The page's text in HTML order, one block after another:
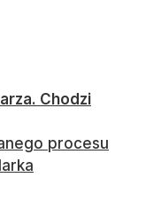
Chodzi
procesu